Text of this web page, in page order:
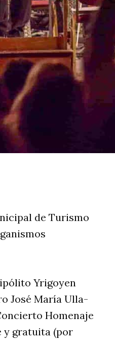
de Turismo
Yrigoyen
José María Ulla-
Homenaje
y gratuita (por